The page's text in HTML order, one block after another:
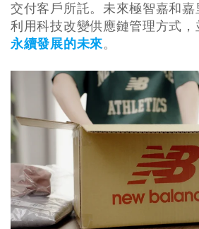
交付客戶所託。未來極智嘉和
利用科技改變供應鏈管理方式，
永續發展的未來。